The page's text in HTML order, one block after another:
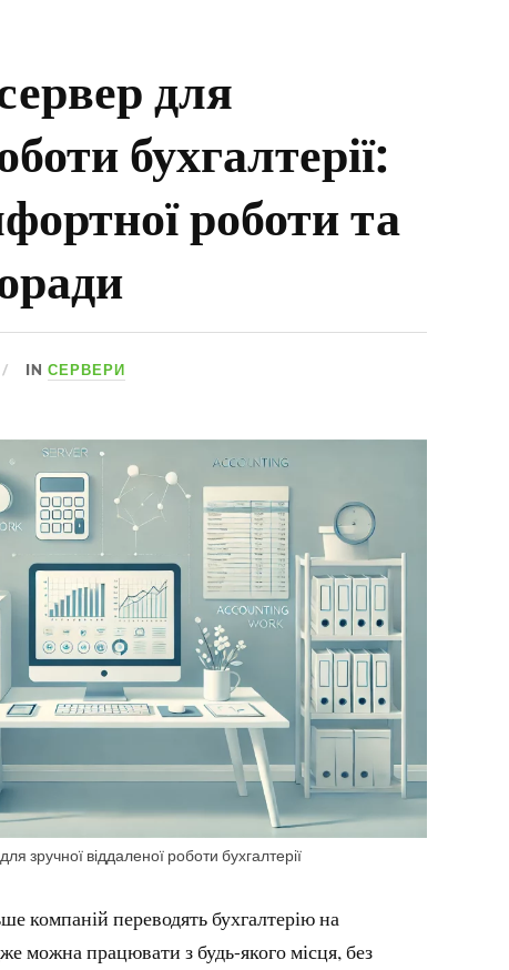
для
бухгалтерії:
роботи та
INСЕРВЕРИ
зручної віддаленої роботи бухгалтерії
компаній переводять бухгалтерію на
можна працювати з будь-якого місця, без